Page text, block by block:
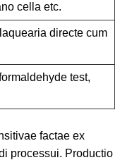
cella etc.
directe cum
test,
factae ex
processui. Productio